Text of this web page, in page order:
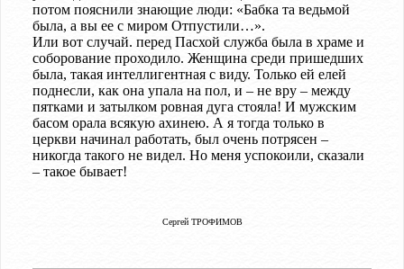
потом пояснили знающие люди: «Бабка та ведьмой
была, а вы ее с миром Отпустили…».
Или вот случай. перед Пасхой служба была в храме и
соборование проходило. Женщина среди пришедших
была, такая интеллигентная с виду. Только ей елей
поднесли, как она упала на пол, и – не вру – между
пятками и затылком ровная дуга стояла! И мужским
басом орала всякую ахинею. А я тогда только в
церкви начинал работать, был очень потрясен –
никогда такого не видел. Но меня успокоили, сказали
– такое бывает!
Сергей ТРОФИМОВ